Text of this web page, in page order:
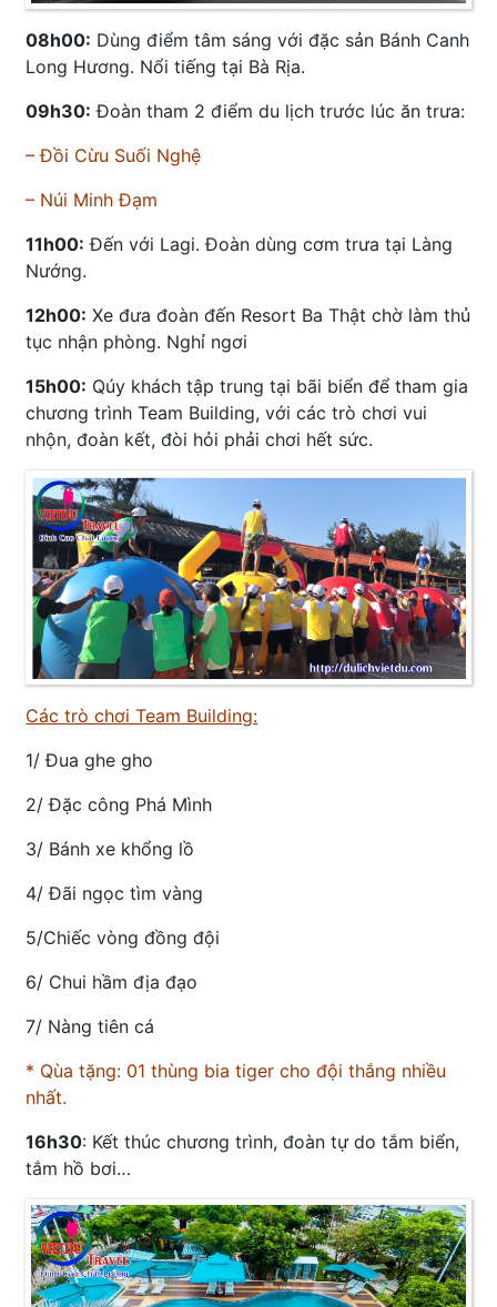
08h00: Dùng điểm tâm sáng với đặc sản Bánh Canh
Long Hương. Nổi tiếng tại Bà Rịa.
09h30: Đoàn tham 2 điểm du lịch trước lúc ăn trưa:
– Đồi Cừu Suối Nghệ
– Núi Minh Đạm
11h00: Đến với Lagi. Đoàn dùng cơm trưa tại Làng
Nướng.
12h00: Xe đưa đoàn đến Resort Ba Thật chờ làm thủ
tục nhận phòng. Nghỉ ngơi
15h00: Qúy khách tập trung tại bãi biển để tham gia
chương trình Team Building, với các trò chơi vui
nhộn, đoàn kết, đòi hỏi phải chơi hết sức.
Các trò chơi Team Building:
1/ Đua ghe gho
2/ Đặc công Phá Mình
3/ Bánh xe khổng lồ
4/ Đãi ngọc tìm vàng
5/Chiếc vòng đồng đội
6/ Chui hầm địa đạo
7/ Nàng tiên cá
* Qùa tặng: 01 thùng bia tiger cho đội thắng nhiều
nhất.
16h30: Kết thúc chương trình, đoàn tự do tắm biển,
tắm hồ bơi…